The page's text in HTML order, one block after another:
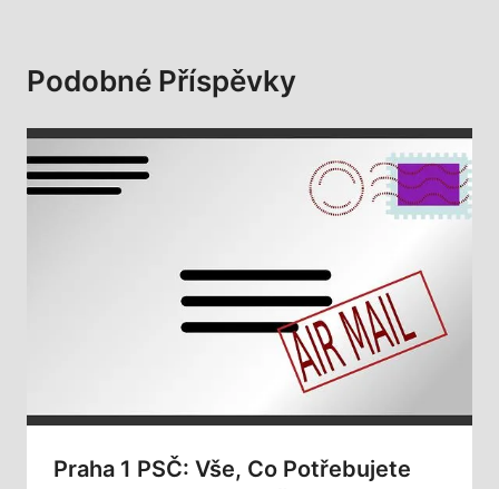
Podobné Příspěvky
Praha 1 PSČ: Vše, Co Potřebujete